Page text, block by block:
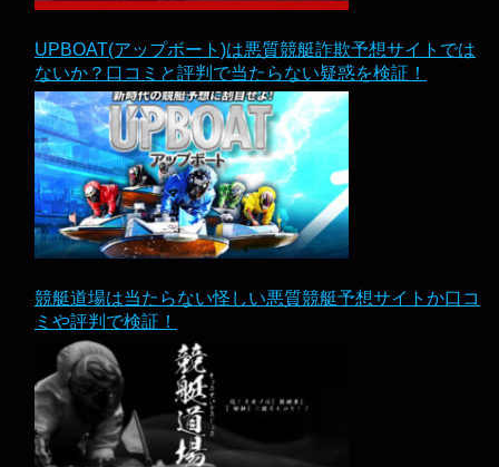
UPBOAT(アップボート)は悪質競艇詐欺予想サイトでは
ないか？口コミと評判で当たらない疑惑を検証！
競艇道場は当たらない怪しい悪質競艇予想サイトか口コ
ミや評判で検証！